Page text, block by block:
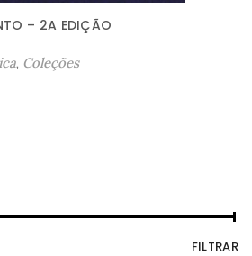
– 2A EDIÇÃO
, Coleções
FILTRAR